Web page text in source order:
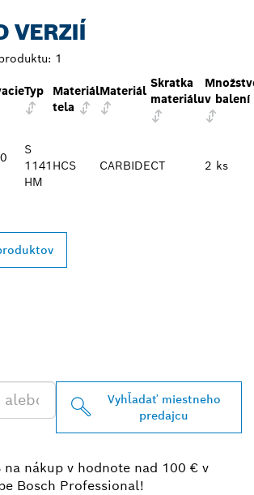
VERZIÍ
1
Typ
Materiál
tela
Materiál
Skratka
materiáluv balení
S
1141
HM
HCS CARBIDECT 2 ks
Vyhľadať miestneho
predajcu
na nákup v hodnote nad 100 € v
Bosch Professional!